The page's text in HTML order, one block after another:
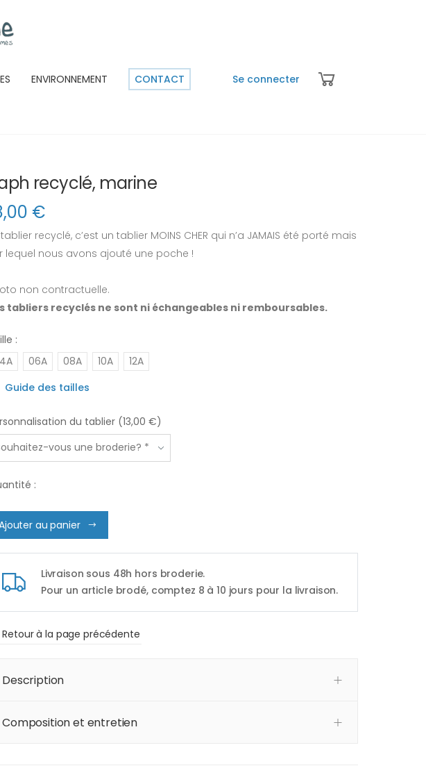
ENVIRONNEMENT CONTACT Se connecter
recyclé, marine
€
tablier recyclé, c’est un tablier MOINS CHER qui n’a JAMAIS été porté mais
lequel nous avons ajouté une poche !
non contractuelle.
tabliers recyclés ne sont ni échangeables ni remboursables.
:
06A 08A 10A
12A
Guide des tailles
du tablier (13,00 €)
:
au panier
Livraison sous 48h hors broderie.
Pour un article brodé, comptez 8 à 10 jours pour la livraison.
Retour à la page précédente
Description
Composition et entretien